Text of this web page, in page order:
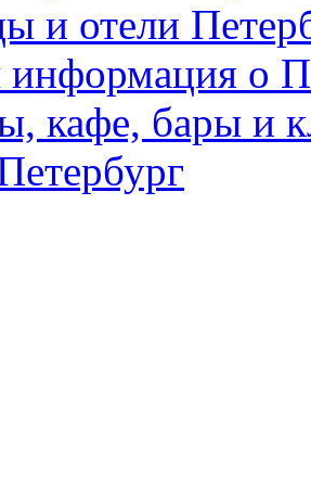
и отели
информация о
кафе, бары и